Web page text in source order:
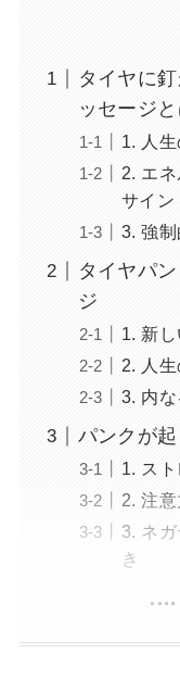
タイヤに
ッセージと
1. 人
2. エ
サイン
3. 強
タイヤパ
ジ
1. 新
2. 人
3. 内
パンクが
1. ス
2. 注
3. ネ
き